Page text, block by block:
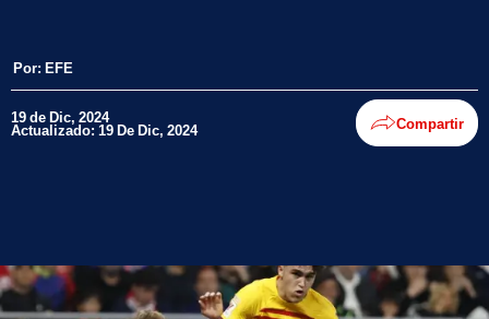
Por: EFE
19 de Dic, 2024
Actualizado: 19 De Dic, 2024 Compartir